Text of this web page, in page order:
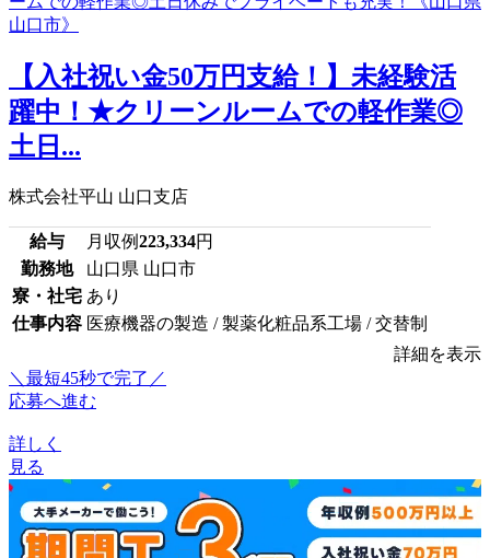
【入社祝い金50万円支給！】未経験活
躍中！★クリーンルームでの軽作業◎
土日...
株式会社平山 山口支店
給与 月収例223,334円
勤務地
山口県 山口市
寮・社宅 あり
仕事内容 医療機器の製造 / 製薬化粧品系工場 / 交替制
詳細を表示
＼最短45秒で完了／
応募へ進む
詳しく
見る